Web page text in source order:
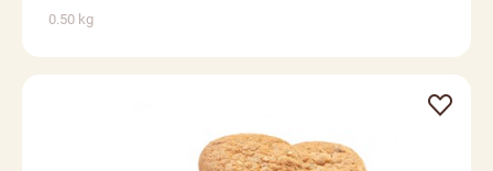
0.50 kg